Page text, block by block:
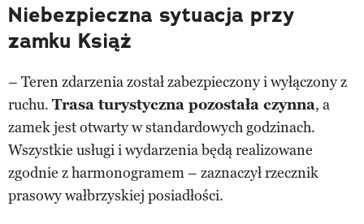
Niebezpieczna sytuacja przy
zamku Książ
– Teren zdarzenia został zabezpieczony i wyłączony z
ruchu. Trasa turystyczna pozostała czynna, a
zamek jest otwarty w standardowych godzinach.
Wszystkie usługi i wydarzenia będą realizowane
zgodnie z harmonogramem – zaznaczył rzecznik
prasowy wałbrzyskiej posiadłości.